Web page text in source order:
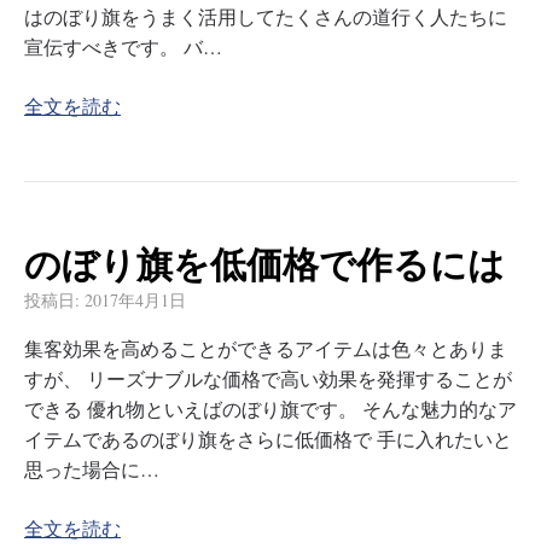
はのぼり旗をうまく活用してたくさんの道行く人たちに
宣伝すべきです。 バ…
全文を読む
のぼり旗を低価格で作るには
投稿日: 2017年4月1日
集客効果を高めることができるアイテムは色々とありま
すが、 リーズナブルな価格で高い効果を発揮することが
できる 優れ物といえばのぼり旗です。 そんな魅力的なア
イテムであるのぼり旗をさらに低価格で 手に入れたいと
思った場合に…
全文を読む